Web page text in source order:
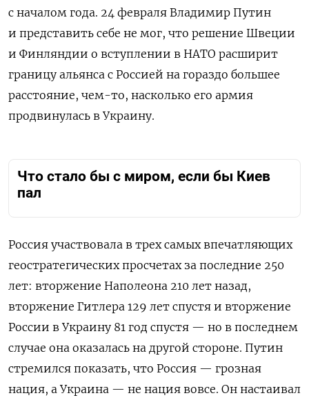
с началом года. 24 февраля Владимир Путин
и представить себе не мог, что решение Швеции
и Финляндии о вступлении в НАТО расширит
границу альянса с Россией на гораздо большее
расстояние, чем-то, насколько его армия
продвинулась в Украину.
Что стало бы с миром, если бы Киев
пал
Россия участвовала в трех самых впечатляющих
геостратегических просчетах за последние 250
лет: вторжение Наполеона 210 лет назад,
вторжение Гитлера 129 лет спустя и вторжение
России в Украину 81 год спустя — но в последнем
случае она оказалась на другой стороне. Путин
стремился показать, что Россия — грозная
нация, а Украина — не нация вовсе. Он настаивал